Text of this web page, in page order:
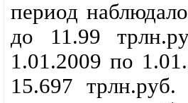
период
до 11.99
1.01.2009 по
15.697